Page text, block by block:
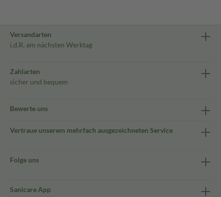
Versandarten
i.d.R. am nächsten Werktag
Zahlarten
sicher und bequem
Bewerte uns
Vertraue unserem mehrfach ausgezeichneten Service
Folge uns
Sanicare App